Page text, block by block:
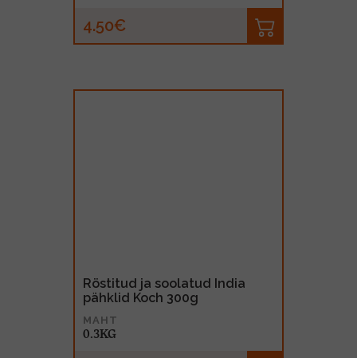
4.50€
Röstitud ja soolatud India
pähklid Koch 300g
MAHT
0.3KG